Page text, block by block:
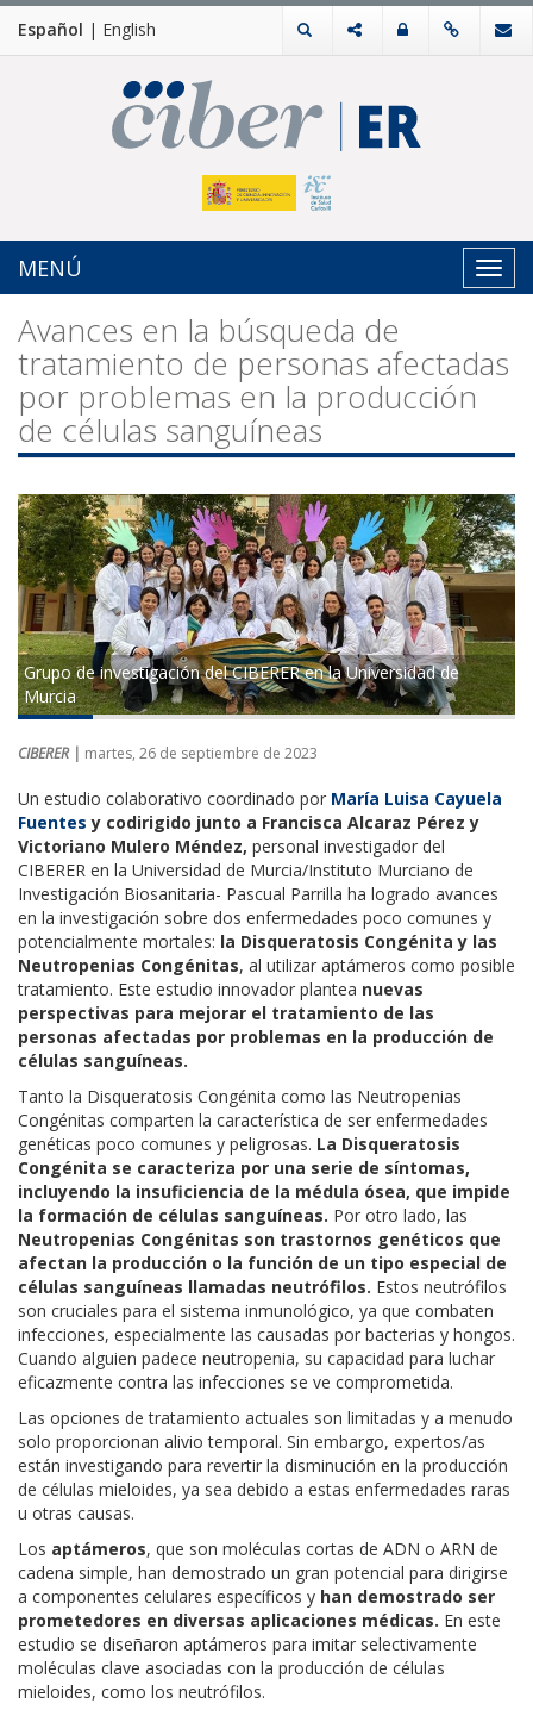
Español | English
MENÚ
Avances en la búsqueda de
tratamiento de personas afectadas
por problemas en la producción
de células sanguíneas
Grupo de investigación del CIBERER en la Universidad de
Murcia
CIBERER | martes, 26 de septiembre de 2023
Un estudio colaborativo coordinado por María Luisa Cayuela
Fuentes y codirigido junto a Francisca Alcaraz Pérez y
Victoriano Mulero Méndez, personal investigador del
CIBERER en la Universidad de Murcia/Instituto Murciano de
Investigación Biosanitaria- Pascual Parrilla ha logrado avances
en la investigación sobre dos enfermedades poco comunes y
potencialmente mortales: la Disqueratosis Congénita y las
Neutropenias Congénitas, al utilizar aptámeros como posible
tratamiento. Este estudio innovador plantea nuevas
perspectivas para mejorar el tratamiento de las
personas afectadas por problemas en la producción de
células sanguíneas.
Tanto la Disqueratosis Congénita como las Neutropenias
Congénitas comparten la característica de ser enfermedades
genéticas poco comunes y peligrosas. La Disqueratosis
Congénita se caracteriza por una serie de síntomas,
incluyendo la insuficiencia de la médula ósea, que impide
la formación de células sanguíneas. Por otro lado, las
Neutropenias Congénitas son trastornos genéticos que
afectan la producción o la función de un tipo especial de
células sanguíneas llamadas neutrófilos. Estos neutrófilos
son cruciales para el sistema inmunológico, ya que combaten
infecciones, especialmente las causadas por bacterias y hongos.
Cuando alguien padece neutropenia, su capacidad para luchar
eficazmente contra las infecciones se ve comprometida.
Las opciones de tratamiento actuales son limitadas y a menudo
solo proporcionan alivio temporal. Sin embargo, expertos/as
están investigando para revertir la disminución en la producción
de células mieloides, ya sea debido a estas enfermedades raras
u otras causas.
Los aptámeros, que son moléculas cortas de ADN o ARN de
cadena simple, han demostrado un gran potencial para dirigirse
a componentes celulares específicos y han demostrado ser
prometedores en diversas aplicaciones médicas. En este
estudio se diseñaron aptámeros para imitar selectivamente
moléculas clave asociadas con la producción de células
mieloides, como los neutrófilos.